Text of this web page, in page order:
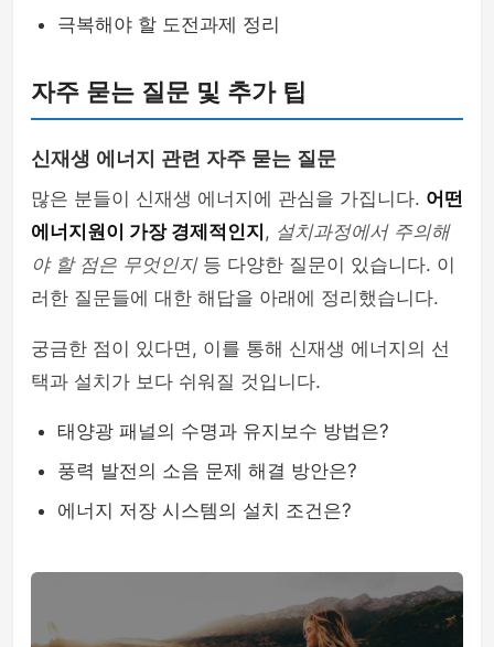
극복해야 할 도전과제 정리
자주 묻는 질문 및 추가 팁
신재생 에너지 관련 자주 묻는 질문
많은 분들이 신재생 에너지에 관심을 가집니다. 어떤
에너지원이 가장 경제적인지 , 설치과정에서 주의해
야 할 점은 무엇인지등 다양한 질문이 있습니다. 이
러한 질문들에 대한 해답을 아래에 정리했습니다.
궁금한 점이 있다면, 이를 통해 신재생 에너지의 선
택과 설치가 보다 쉬워질 것입니다.
태양광 패널의 수명과 유지보수 방법은?
풍력 발전의 소음 문제 해결 방안은?
에너지 저장 시스템의 설치 조건은?